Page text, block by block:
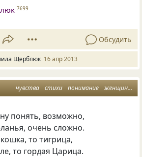
7699
Обсудить
Щерблюк 16 апр 2013
чувства стихи понимание женщина и мужчина
понять, возможно,
очень сложно.
то тигрица,
то гордая Царица.